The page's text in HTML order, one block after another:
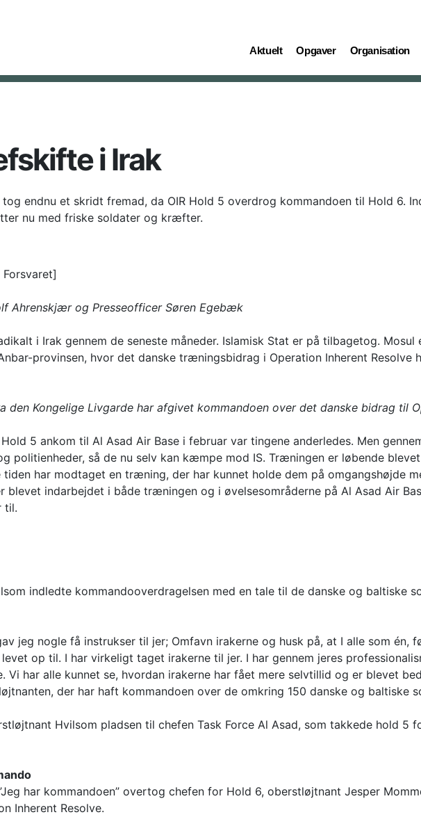
Aktuelt
(current) Opgaver
(current) Organisation
(current)
i Irak
tog endnu et skridt fremad, da OIR Hold 5 overdrog kommandoen til Hold 6.
nu med friske soldater og kræfter.
Ahrenskjær og Presseofficer Søren Egebæk
i Irak gennem de seneste måneder. Islamisk Stat er på tilbagetog.
provinsen, hvor det danske træningsbidrag i Operation Inherent Resolve
den Kongelige Livgarde har afgivet kommandoen over det danske bidrag til
5 ankom til Al Asad Air Base i februar var tingene anderledes. Men
politienheder, så de nu selv kan kæmpe mod IS. Træningen er løbende
tiden har modtaget en træning, der har kunnet holde dem på omgangshøjde
blevet indarbejdet i både træningen og i øvelsesområderne på Al Asad Air
til.
indledte kommandooverdragelsen med en tale til de danske og baltiske
jeg nogle få instrukser til jer; Omfavn irakerne og husk på, at I alle som én,
op til. I har virkeligt taget irakerne til jer. I har gennem jeres
Vi har alle kunnet se, hvordan irakerne har fået mere selvtillid og er blevet
der har haft kommandoen over de omkring 150 danske og baltiske
Hvilsom pladsen til chefen Task Force Al Asad, som takkede hold 5
har kommandoen” overtog chefen for Hold 6, oberstløjtnant Jesper
Inherent Resolve.